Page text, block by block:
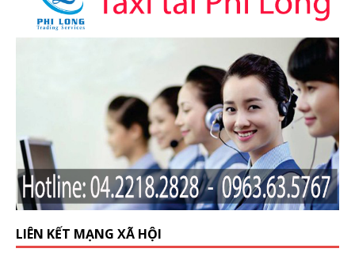
LIÊN KẾT MẠNG XÃ HỘI